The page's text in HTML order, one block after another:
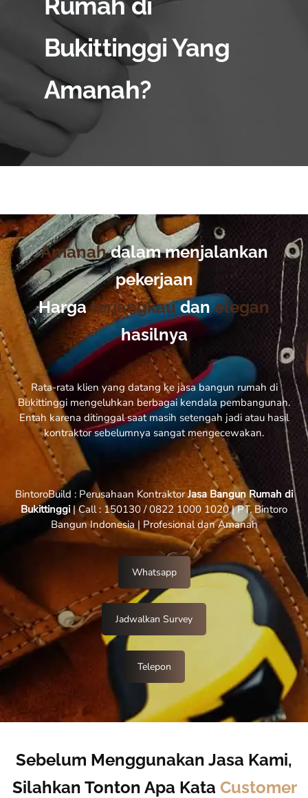
Bukittinggi Yang
Amanah?
Amanah dalam menjalankan
pekerjaan
Harga terjangkau dan elegan
hasilnya
Rata-rata klien yang datang ke jasa bangun rumah di
Bukittinggi mengeluhkan berbagai kendala pembangunan.
Entah karena ditinggal saat masih setengah jadi atau hasil
kontraktor sebelumnya sangat mengecewakan.
BintoroBuild : Perusahaan KontraktorJasa Bangun Rumah di
Bukittinggi| Call : 150130 / 0822 1000 1020 | PT. Bintoro
Bangun Indonesia | Profesional dan Amanah
Whatsapp
Jadwalkan Survey
Telepon
Sebelum Menggunakan Jasa Kami,
Silahkan Tonton Apa Kata Customer